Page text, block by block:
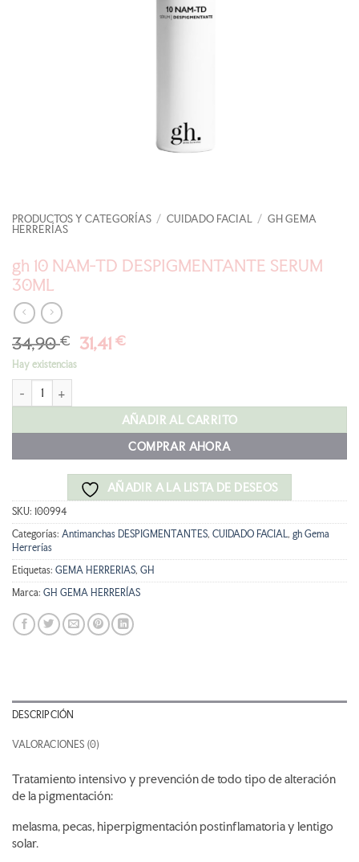
PRODUCTOS Y CATEGORÍAS / CUIDADO FACIAL / GH GEMA
HERRERÍAS
gh 10 NAM-TD DESPIGMENTANTE SERUM
30ML
34,90€ El
34,90 €.
31,41€El
31,41 €.
Hay existencias
gh 10 NAM-TD DESPIGMENTANTE SERUM 30ML cantidad
AÑADIR AL CARRITO
COMPRAR AHORA
AÑADIR A LA LISTA DE DESEOS
SKU: 100994
Categorías: Antimanchas DESPIGMENTANTES, CUIDADO FACIAL, gh Gema
Herrerías
Etiquetas: GEMA HERRERIAS, GH
Marca: GH GEMA HERRERÍAS
DESCRIPCIÓN
VALORACIONES (0)
Tratamiento intensivo y prevención de todo tipo de alteración
de la pigmentación:
melasma, pecas, hiperpigmentación postinflamatoria y lentigo
solar.